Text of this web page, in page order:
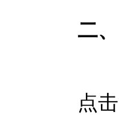
二
点